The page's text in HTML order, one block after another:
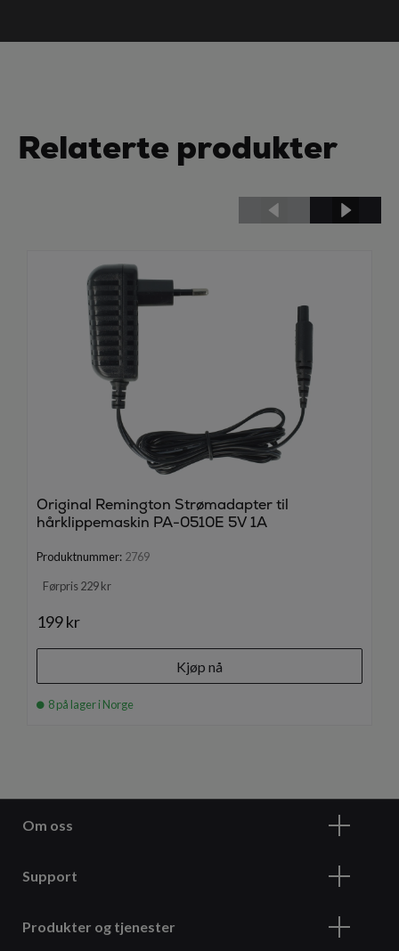
Relaterte produkter
Original Remington Strømadapter til
hårklippemaskin PA-0510E 5V 1A
Produktnummer: 2769
Førpris 229 kr
199 kr
Kjøp nå
8 på lager i Norge
Om oss
Support
Produkter og tjenester